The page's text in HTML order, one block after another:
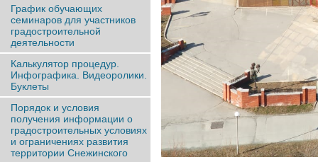
График обучающих
семинаров для участников
градостроительной
деятельности
Калькулятор процедур.
Инфографика. Видеоролики.
Буклеты
Порядок и условия
получения информации о
градостроительных условиях
и ограничениях развития
территории Снежинского